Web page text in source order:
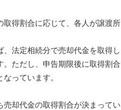
取得割合に応じて、各人が譲渡所
、法定相続分で売却代金を取得し
ただし、申告期限後に取得割合
っています。
却代金の取得割合が決まってい